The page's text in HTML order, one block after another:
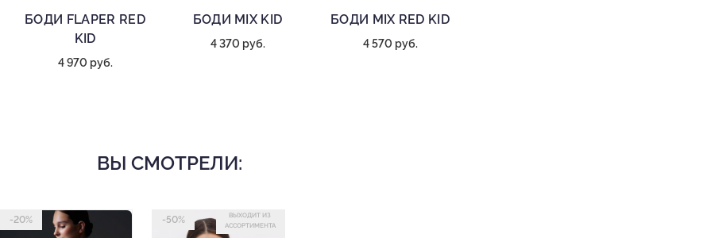
БОДИ FLAPER RED
KID
4 970 руб.
БОДИ MIX KID
4 370 руб.
БОДИ MIX RED KID
4 570 руб.
ВЫ СМОТРЕЛИ:
-20%
ВЫХОДИТ ИЗ
АССОРТИМЕНТА
-50%